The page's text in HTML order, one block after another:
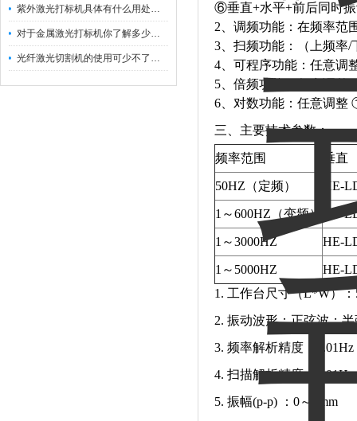
紫外激光打标机具体有什么用处呢？
对于金属激光打标机你了解多少呢？
光纤激光切割机的使用可少不了以下步骤
⑥垂直+水平+前后同时
2、调频功能：在频率范
3、扫频功能：（上频率
4、可程序功能：任意调
5、倍频功能：任意调
6、对数功能：任意调
三、主要技术参数：
频率范围 垂直
50HZ（定频） HE-
1～600HZ（变频） HE-
1～3000HZ HE-
1～5000HZ
HE-
1. 工作台尺寸（L*W）：
2. 振动波形：正弦波；
3. 频率解析精度：0.01Hz
4. 扫描解析精度：0.01Hz
5. 振幅(p-p) ：0～5mm